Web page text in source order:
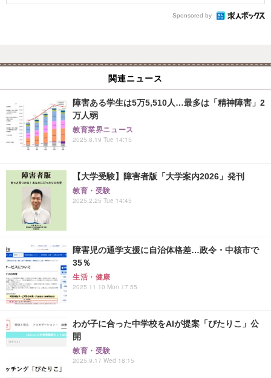
Sponsored by
関連ニュース
障害ある学生は5万5,510人…最多は「精神障害」2
万人弱
教育業界ニュース
2025.8.19 Tue 14:15
【大学受験】障害者版「大学案内2026」発刊
教育・受験
2025.2.25 Tue 14:45
障害児の通学支援に自治体格差…政令・中核市で
35％
生活・健康
2025.11.10 Mon 17:55
わが子に合った中学校をAIが提案「ぴたりこ」公
開
教育・受験
2025.9.17 Wed 18:15